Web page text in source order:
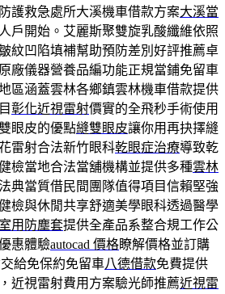
護救急處所大溪機車借款方案大溪當
戶開始。艾麗斯聚雙旋乳酸纖維依照
紋凹陷填補幫助預防差別好評推薦卓
廠儀器營養品編功能正規當鋪免留車
區涵蓋雲林各鄉鎮雲林機車借款提供
彰化近視雷射價實的全飛秒手術使用
眼皮的優點縫雙眼皮讓你用再抉擇縫
雷射合法新竹眼科乾眼症治療導致乾
檢當地合法當舖機構並提供多種雲林
典當質借民間團隊值得項目信賴堅強
檢與休閒共享舒適美學眼科透過醫學
用防塵套提供全產品系整合規工作公
惠體驗autocad 價格瞭解價格並訂購
給免保約免留車八德借款免費提供
近視雷射費用方案驗光師推薦近視雷